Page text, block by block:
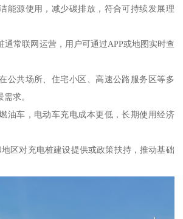
能源使用，减少碳排放，符合可持续发展理
通常联网运营，用户可通过APP或地图实时查
公共场所、住宅小区、高速公路服务区等多
求。
油车，电动车充电成本更低，长期使用经济
区对充电桩建设提供或政策扶持，推动基础